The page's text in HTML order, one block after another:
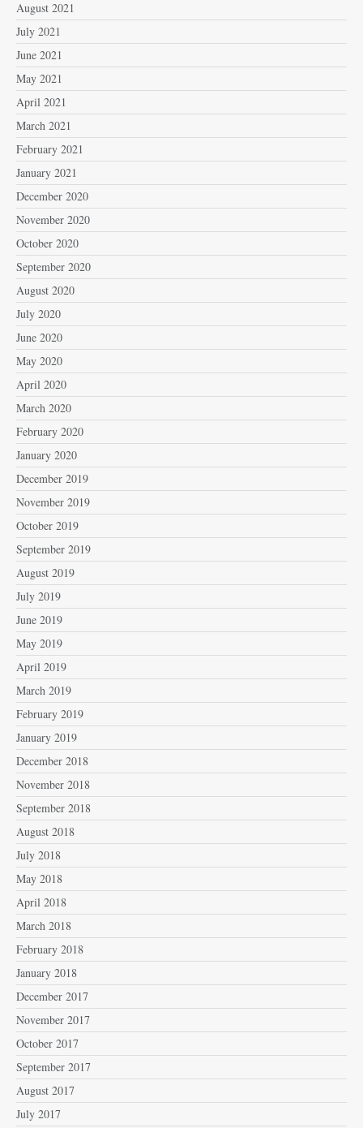
August 2021
July 2021
June 2021
May 2021
April 2021
March 2021
February 2021
January 2021
December 2020
November 2020
October 2020
September 2020
August 2020
July 2020
June 2020
May 2020
April 2020
March 2020
February 2020
January 2020
December 2019
November 2019
October 2019
September 2019
August 2019
July 2019
June 2019
May 2019
April 2019
March 2019
February 2019
January 2019
December 2018
November 2018
September 2018
August 2018
July 2018
May 2018
April 2018
March 2018
February 2018
January 2018
December 2017
November 2017
October 2017
September 2017
August 2017
July 2017